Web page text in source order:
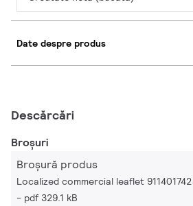
Date despre produs
Descărcări
Broșuri
Broșură produs
Localized commercial leaflet
pdf 329.1 kB